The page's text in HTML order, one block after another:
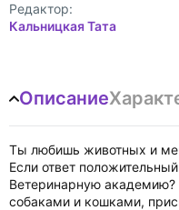
Редактор:
Кальницкая Тата
Описание
Ты любишь животных и
Если ответ
Ветеринарную
собаками и кошками,